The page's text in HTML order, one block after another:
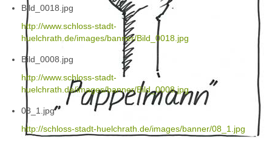
Bild_0018.jpg
http://www.schloss-stadt-
huelchrath.de/images/banner/Bild_0018.jpg
Bild_0008.jpg
http://www.schloss-stadt-
huelchrath.de/images/banner/Bild_0008.jpg
08_1.jpg
http://schloss-stadt-huelchrath.de/images/banner/08_1.jpg